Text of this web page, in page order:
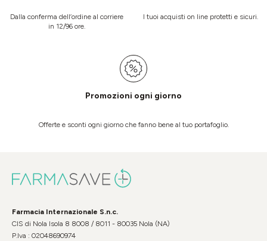
Dalla conferma dell’ordine al corriere
in 12/96 ore.
I tuoi acquisti on line protetti e sicuri.
Promozioni ogni giorno
Offerte e sconti ogni giorno che fanno bene al tuo portafoglio.
Farmacia Internazionale S.n.c.
CIS di Nola Isola 8 8008 / 8011 - 80035 Nola (NA)
P.Iva : 02048690974